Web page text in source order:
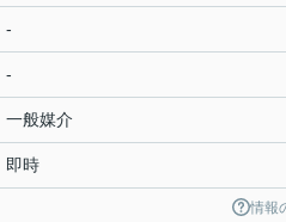
-
-
一般媒介
即時
情報